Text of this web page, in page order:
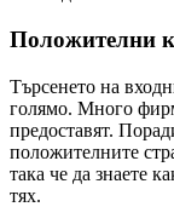
Положителни
Търсенето на
голямо. Много
предоставят.
положителните
така че да знаете
тях.